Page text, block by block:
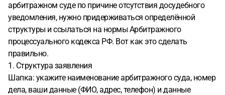
арбитражном суде по причине отсутствия досудебного
уведомления, нужно придерживаться определённой
структуры и ссылаться на нормы Арбитражного
процессуального кодекса РФ. Вот как это сделать
правильно.
1. Структура заявления
Шапка: укажите наименование арбитражного суда, номер
дела, ваши данные (ФИО, адрес, телефон) и данные